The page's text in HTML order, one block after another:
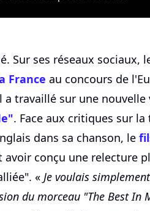
Sur ses réseaux sociaux,
France au concours de
a travaillé sur une
. Face aux critiques sur
dans sa chanson, le
avoir conçu une relecture
« Je voulais
du morceau "The Best In